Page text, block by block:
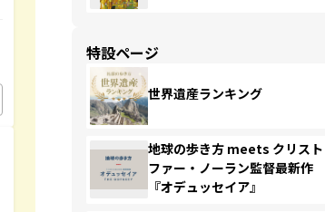
特設ページ
世界遺産ランキング
地球の歩き方 meets クリスト
ファー・ノーラン監督最新作
『オデュッセイア』